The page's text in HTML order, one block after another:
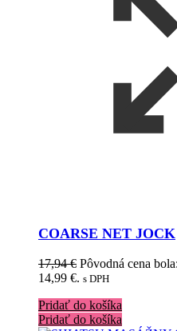
COARSE NET JOCK
17,94€ Pôvodná cena
14,99 €. s DPH
Pridať do košíka
Pridať do košíka